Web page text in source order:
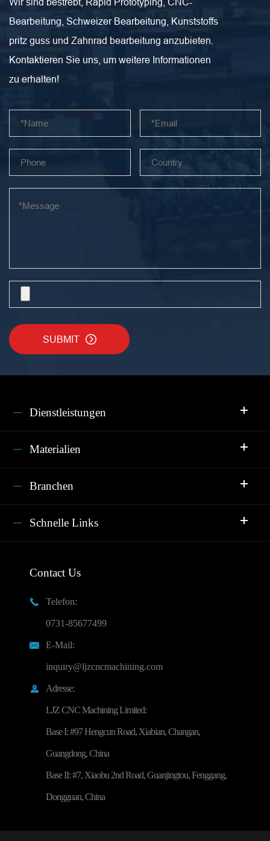
Bearbeitung, Schweizer Bearbeitung, Kunststoffs
pritz guss und Zahnrad bearbeitung anzubieten.
Kontaktieren Sie uns, um weitere Informationen
zu erhalten!
SUBMIT 
Dienstleistungen
Materialien
Branchen
Schnelle Links
Contact Us

Telefon:
0731-85677499

E-Mail:
inquiry@ljzcncmachining.com

Adresse:
LJZ CNC Machining Limited:
Base I: #97 Hengcun Road, Xiabian, Changan,
Guangdong, China
Base II: #7, Xiaobu 2nd Road, Guanjingtou, Fenggang,
Dongguan, China